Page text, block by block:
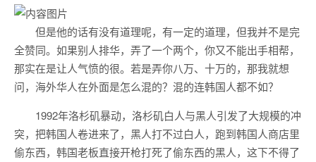
但是他的话有没有道理呢，有一定的道理，但我并不是完
全赞同。如果别人排华，弄了一个两个，你又不能出手相帮，
那实在是让人气愤的很。若是弄你八万、十万的，那我就想
问，海外华人在外面是怎么混的？混的连韩国人都不如？
1992年洛杉矶暴动，洛杉矶白人与黑人引发了大规模的冲
突，把韩国人卷进来了，黑人打不过白人，跑到韩国人商店里
偷东西，韩国老板直接开枪打死了偷东西的黑人，这下不得了